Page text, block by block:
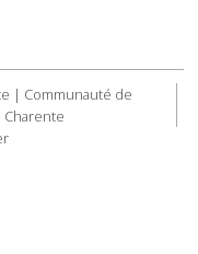
| Communauté de